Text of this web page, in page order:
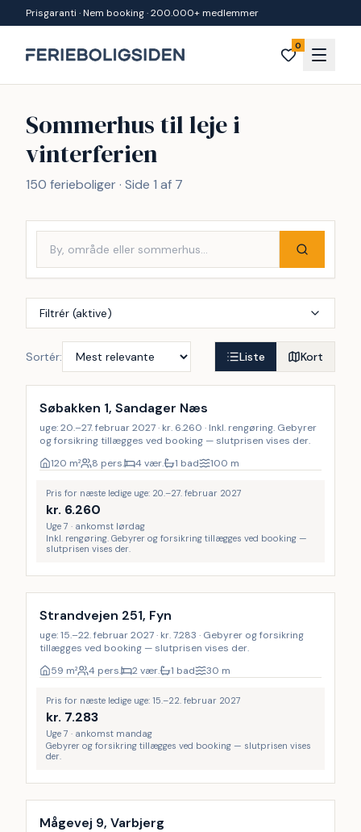
Spring til indhold
Prisgaranti · Nem booking · 200.000+ medlemmer
0
Sommerhus til leje i
vinterferien
150 ferieboliger · Side 1 af 7
Filtrér (aktive)
Sortér: Liste Kort
Søbakken 1, Sandager Næs
uge: 20.–27. februar 2027 · kr. 6.260 · Inkl. rengøring. Gebyrer
og forsikring tillægges ved booking — slutprisen vises der.
120 m² 8 pers. 4 vær. 1 bad 100 m
Pris for næste ledige uge: 20.–27. februar 2027
kr. 6.260
Uge 7 · ankomst lørdag
Inkl. rengøring. Gebyrer og forsikring tillægges ved booking —
slutprisen vises der.
Strandvejen 251, Fyn
uge: 15.–22. februar 2027 · kr. 7.283 · Gebyrer og forsikring
tillægges ved booking — slutprisen vises der.
59 m² 4 pers. 2 vær. 1 bad 30 m
Pris for næste ledige uge: 15.–22. februar 2027
kr. 7.283
Uge 7 · ankomst mandag
Gebyrer og forsikring tillægges ved booking — slutprisen vises
der.
Mågevej 9, Varbjerg